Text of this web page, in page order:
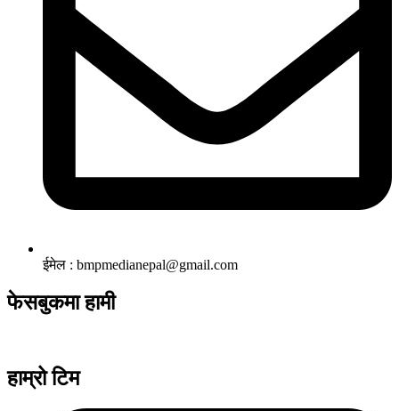
ईमेल : bmpmedianepal@gmail.com
फेसबुकमा हामी
हाम्रो टिम